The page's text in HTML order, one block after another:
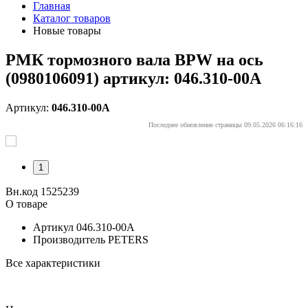
Главная
Каталог товаров
Новые товары
РМК тормозного вала BPW на ось
(0980106091) артикул: 046.310-00A
Артикул: 046.310-00A
Последнее обновление страницы 09.05.2026 06:16:16
1
Вн.код 1525239
О товаре
Артикул 046.310-00A
Производитель PETERS
Все характеристики